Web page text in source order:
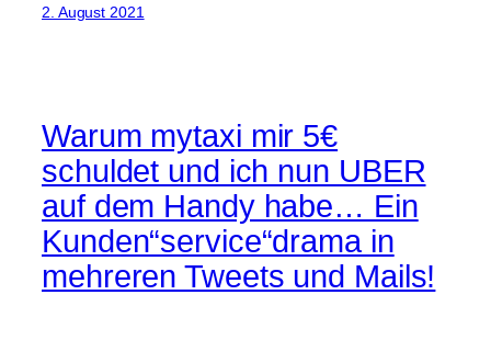
2. August 2021
Warum mytaxi mir 5€
schuldet und ich nun UBER
auf dem Handy habe… Ein
Kunden“service“drama in
mehreren Tweets und Mails!